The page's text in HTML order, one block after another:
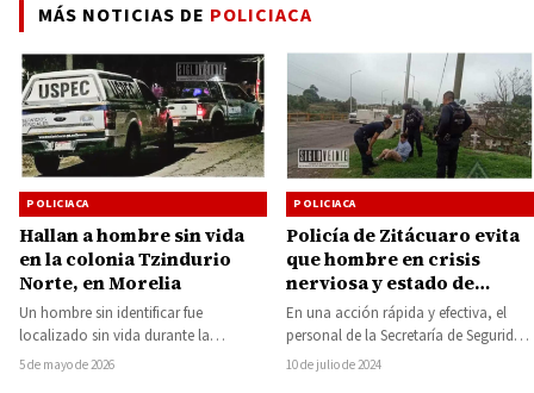
MÁS NOTICIAS DE POLICIACA
POLICIACA
Hallan a hombre sin vida
en la colonia Tzindurio
Norte, en Morelia
Un hombre sin identificar fue
localizado sin vida durante la
madrugada de este martes en la vía
5 de mayo de 2026
POLICIACA
Policía de Zitácuaro evita
que hombre en crisis
nerviosa y estado de
ebriedad, se aventara para
suicidarse del puente de
fierro
En una acción rápida y efectiva, el
personal de la Secretaría de Seguridad
Pública Municipal de Zitácuaro
10 de julio de 2024